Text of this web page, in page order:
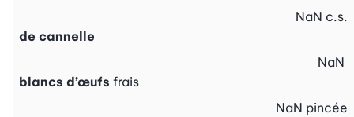
de cannelle
NaN c.s.
blancs d’œufs frais
NaN
NaN pincée